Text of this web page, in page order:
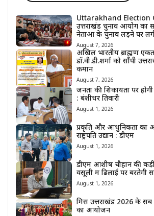
Uttarakhand Election
उत्तराखंड चुनाव आयोग का
नेताओं के चुनाव लड़ने पर
August 7, 2026
अखिल भारतीय ब्राह्मण
डॉ.वी.डी.शर्मा को सौंपी
कमान
August 7, 2026
जनता की शिकायतों पर
: बंशीधर तिवारी
August 1, 2026
प्रकृति और आधुनिकता का
राष्ट्रपति उद्यान : डीएम
August 1, 2026
डीएम आशीष चौहान की
वसूली में ढिलाई पर बरतेगी
August 1, 2026
मिस उत्तराखंड 2026 के सब
का आयोजन